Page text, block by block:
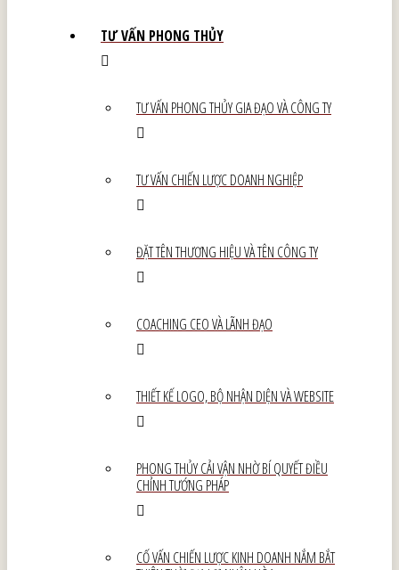
TƯ VẤN PHONG THỦY
TƯ VẤN PHONG THỦY GIA ĐẠO VÀ CÔNG TY
TƯ VẤN CHIẾN LƯỢC DOANH NGHIỆP
ĐẶT TÊN THƯƠNG HIỆU VÀ TÊN CÔNG TY
COACHING CEO VÀ LÃNH ĐẠO
THIẾT KẾ LOGO, BỘ NHẬN DIỆN VÀ WEBSITE
PHONG THỦY CẢI VẬN NHỜ BÍ QUYẾT ĐIỀU
CHỈNH TƯỚNG PHÁP
CỐ VẤN CHIẾN LƯỢC KINH DOANH NẮM BẮT